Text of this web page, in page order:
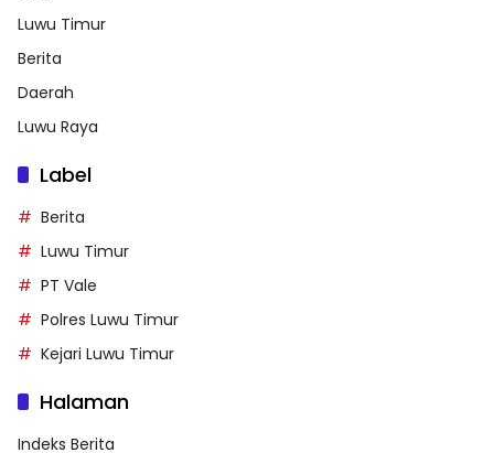
Luwu Timur
Berita
Daerah
Luwu Raya
Label
Berita
Luwu Timur
PT Vale
Polres Luwu Timur
Kejari Luwu Timur
Halaman
Indeks Berita